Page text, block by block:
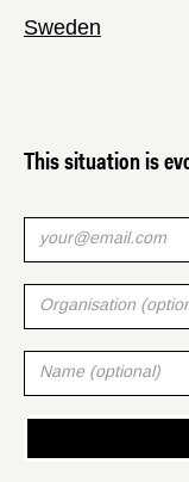
Sweden
This situation is